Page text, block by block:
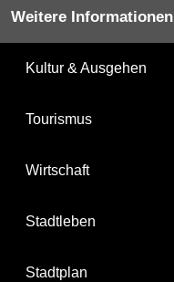
Weitere Informationen
Kultur & Ausgehen
Tourismus
Wirtschaft
Stadtleben
Stadtplan